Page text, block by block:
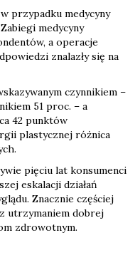
przypadku medycyny
medycyny
a operacje
znalazły się na
czynnikiem –
51 proc. – a
42 punktów
plastycznej różnica
pięciu lat konsumenci
eskalacji działań
Znacznie częściej
utrzymaniem dobrej
zdrowotnym.